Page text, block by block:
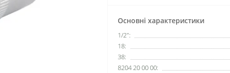
Основні характеристики
1/2":
18:
38:
8204 20 00 00: